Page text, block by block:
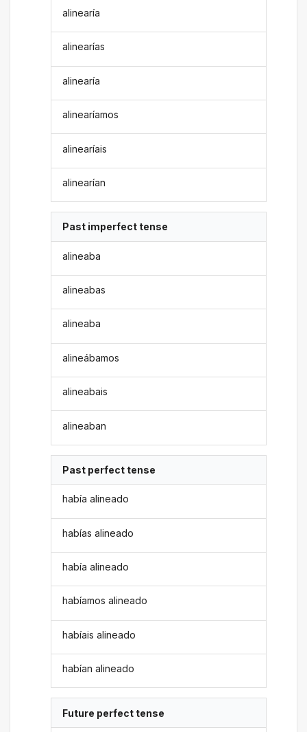
alinearía
alinearías
alinearía
alinearíamos
alinearíais
alinearían
Past imperfect tense
alineaba
alineabas
alineaba
alineábamos
alineabais
alineaban
Past perfect tense
había alineado
habías alineado
había alineado
habíamos alineado
habíais alineado
habían alineado
Future perfect tense